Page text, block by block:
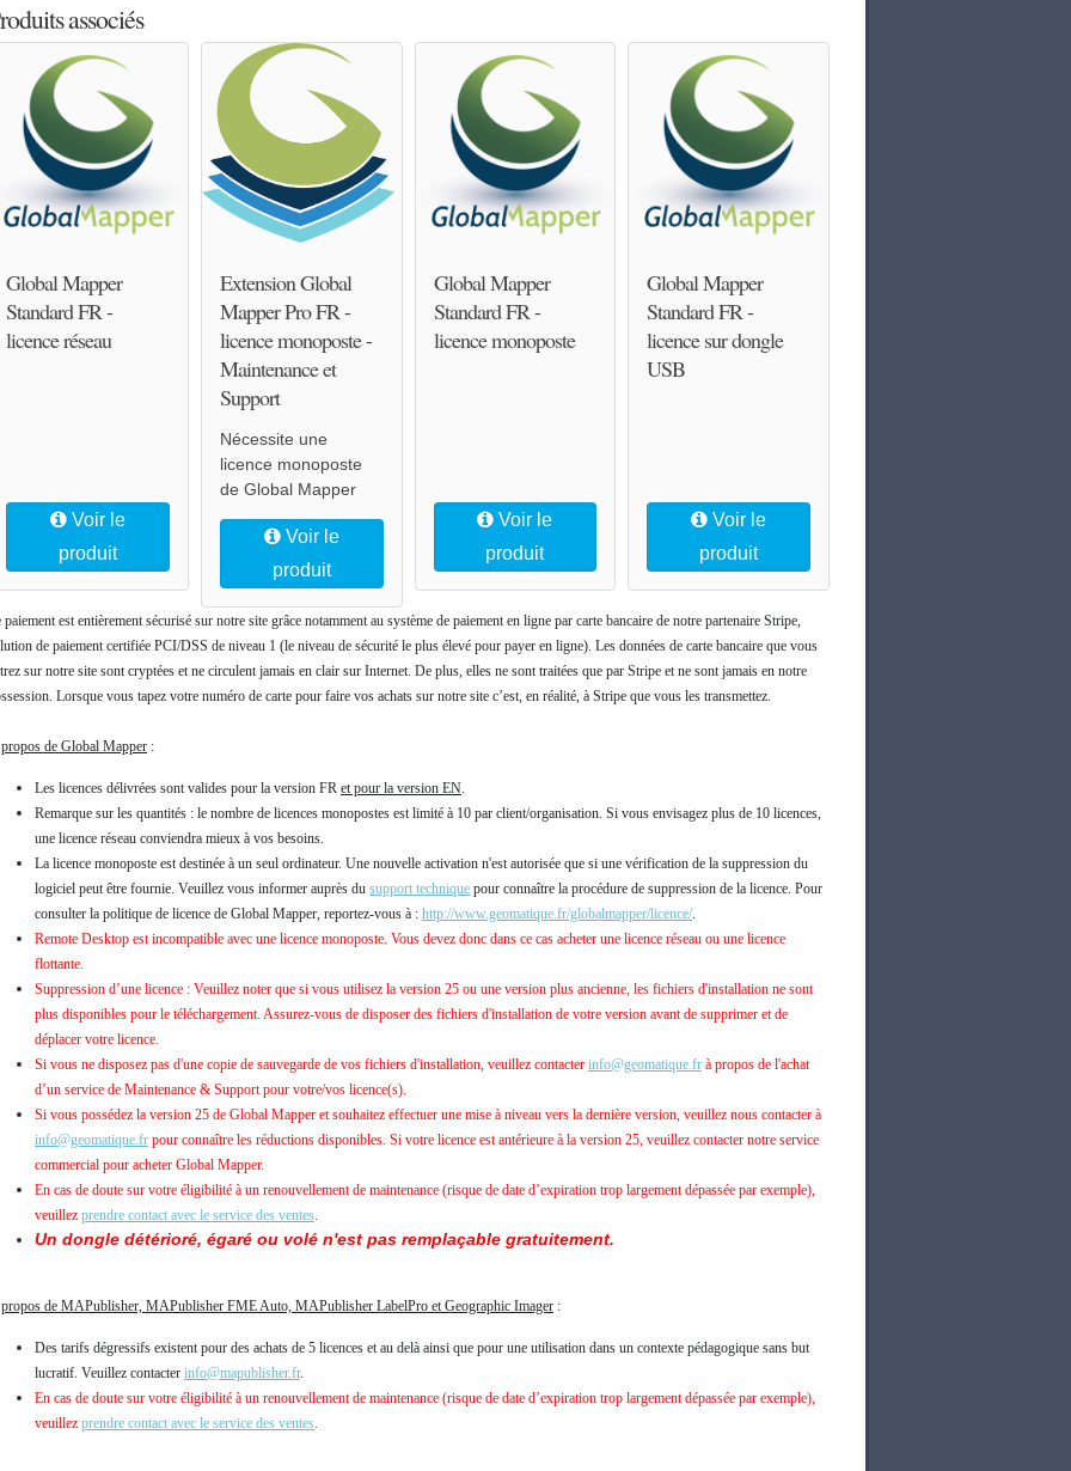
associés
Global Mapper
Standard FR -
licence réseau
Voir le
produit
Extension Global
Mapper Pro FR -
licence monoposte -
Maintenance et
Support
Nécessite une
licence monoposte
de Global Mapper
Voir le
produit
Global Mapper
Standard FR -
licence monoposte
Voir le
produit
Global Mapper
Standard FR -
licence sur dongle
USB
Voir le
produit
paiement est entièrement sécurisé sur notre site grâce notamment au système de paiement en ligne par carte bancaire de notre partenaire Stripe,
de paiement certifiée PCI/DSS de niveau 1 (le niveau de sécurité le plus élevé pour payer en ligne). Les données de carte bancaire que vous
sur notre site sont cryptées et ne circulent jamais en clair sur Internet. De plus, elles ne sont traitées que par Stripe et ne sont jamais en notre
Lorsque vous tapez votre numéro de carte pour faire vos achats sur notre site c’est, en réalité, à Stripe que vous les transmettez.
de Global Mapper :
Les licences délivrées sont valides pour la version FR et pour la version EN
Remarque sur les quantités : le nombre de licences monopostes est limité à 10 par client/organisation. Si vous envisagez plus de 10 licences,
une licence réseau conviendra mieux à vos besoins.
La licence monoposte est destinée à un seul ordinateur. Une nouvelle activation n'est autorisée que si une vérification de la suppression du
logiciel peut être fournie. Veuillez vous informer auprès du support technique pour connaître la procédure de suppression de la licence. Pour
consulter la politique de licence de Global Mapper, reportez-vous à : http://www.geomatique.fr/globalmapper/licence/.
Remote Desktop est incompatible avec une licence monoposte. Vous devez donc dans ce cas acheter une licence réseau ou une licence
flottante.
Suppression d’une licence : Veuillez noter que si vous utilisez la version 25 ou une version plus ancienne, les fichiers d'installation ne sont
plus disponibles pour le téléchargement. Assurez-vous de disposer des fichiers d'installation de votre version avant de supprimer et de
déplacer votre licence.
Si vous ne disposez pas d'une copie de sauvegarde de vos fichiers d'installation, veuillez contacter info@geomatique.fr à propos de l'achat
d’un service de Maintenance & Support pour votre/vos licence(s).
Si vous possédez la version 25 de Global Mapper et souhaitez effectuer une mise à niveau vers la dernière version, veuillez nous contacter à
info@geomatique.fr pour connaître les réductions disponibles. Si votre licence est antérieure à la version 25, veuillez contacter notre service
commercial pour acheter Global Mapper.
En cas de doute sur votre éligibilité à un renouvellement de maintenance (risque de date d’expiration trop largement dépassée par exemple),
veuillez prendre contact avec le service des ventes
Un dongle détérioré, égaré ou volé n'est pas remplaçable gratuitement.
de MAPublisher, MAPublisher FME Auto, MAPublisher LabelPro et Geographic Imager :
Des tarifs dégressifs existent pour des achats de 5 licences et au delà ainsi que pour une utilisation dans un contexte pédagogique sans but
lucratif. Veuillez contacter info@mapublisher.fr.
En cas de doute sur votre éligibilité à un renouvellement de maintenance (risque de date d’expiration trop largement dépassée par exemple),
veuillez prendre contact avec le service des ventes